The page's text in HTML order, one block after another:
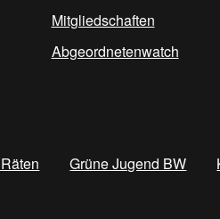
Mitgliedschaften
Abgeordnetenwatch
Grüne Jugend BW